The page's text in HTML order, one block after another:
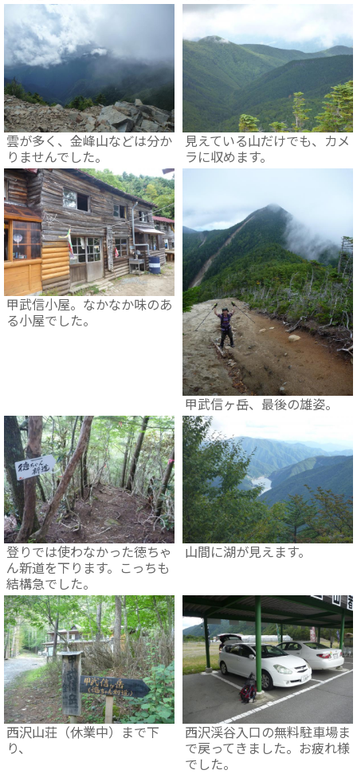
雲が多く、金峰山などは分か
りませんでした。
見えている山だけでも、カメ
ラに収めます。
甲武信小屋。なかなか味のあ
る小屋でした。
甲武信ヶ岳、最後の雄姿。
登りでは使わなかった徳ちゃ
ん新道を下ります。こっちも
結構急でした。
山間に湖が見えます。
西沢山荘（休業中）まで下
り、
西沢渓谷入口の無料駐車場ま
で戻ってきました。お疲れ様
でした。